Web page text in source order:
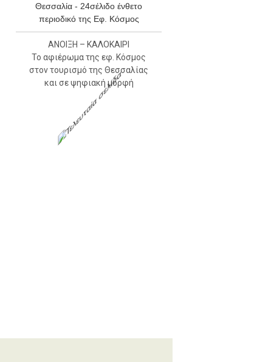
ΑΝΟΙΞΗ – ΚΑΛΟΚΑΙΡΙ
Το αφιέρωμα της εφ. Κόσμος
στον τουρισμό της Θεσσαλίας
και σε ψηφιακή μορφή